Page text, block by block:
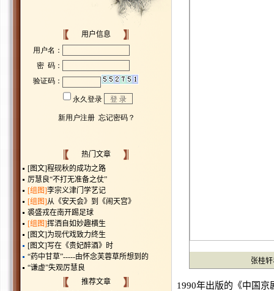
用户信息
热门文章
[图文]程砚秋的成功之路
厉慧良“不打无准备之仗”
[组图]李宗义津门学艺记
[组图]从《安天会》到《闹天宫》
裘盛戎在南开踢足球
[组图]挥洒自如妙趣横生
[图文]为现代戏致力终生
[图文]写在《贵妃醉酒》时
“药中甘草”-----由怀念芙蓉草所想到的
“谦虚”失观厉慧良
推荐文章
张桂
1990年出版的《中国京